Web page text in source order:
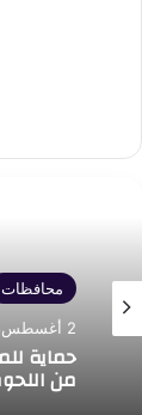
محافظات
2 أغسطس، 2026
محافظات
31 يوليو، 2026